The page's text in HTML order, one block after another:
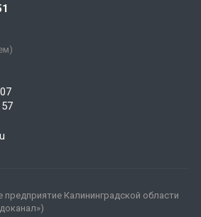
предприятие Калининградской области